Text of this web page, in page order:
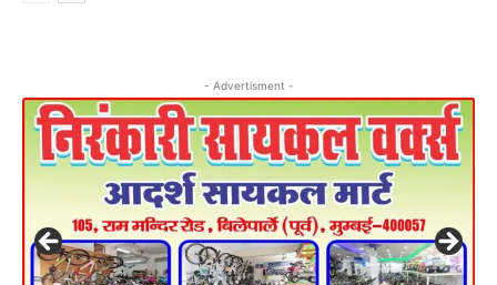
- Advertisment -